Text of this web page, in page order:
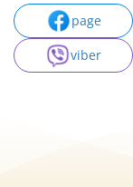
page
viber